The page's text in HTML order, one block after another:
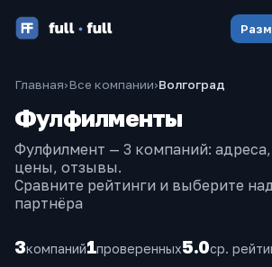
Главная›Все компании›Волгоград
Фулфилменты
Фулфилмент — 3 компаний:
цены, отзывы.
Сравните рейтинги и выберите
партнёра
3компаний1проверенных5.0ср.